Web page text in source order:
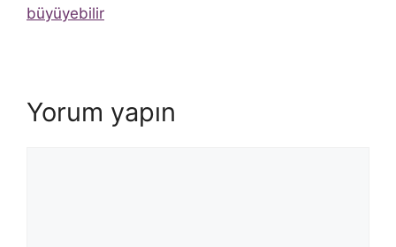
büyüyebilir
Yorum yapın